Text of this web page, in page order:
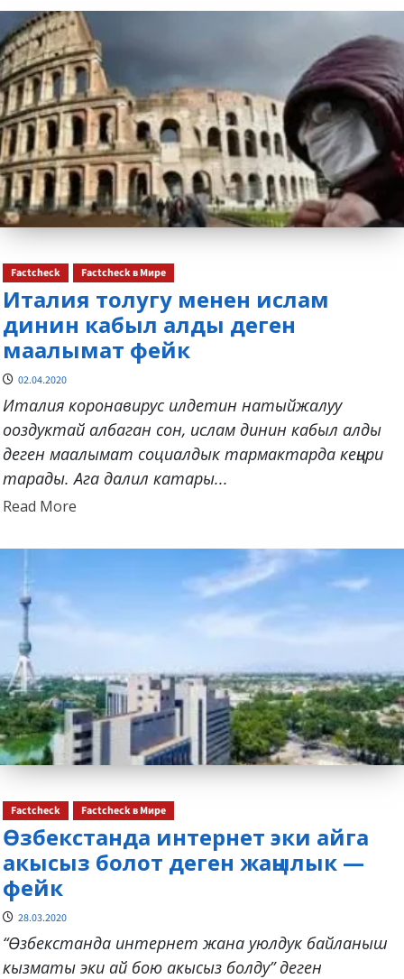
about
Factcheck Factcheck в Мире
Италия толугу менен ислам
динин кабыл алды деген
маалымат фейк
02.04.2020
Италия коронавирус илдетин натыйжалуу
ооздуктай албаган сон, ислам динин кабыл алды
деген маалымат социалдык тармактарда кеңири
тарады. Ага далил катары...
Read MoreRead
about
Factcheck Factcheck в Мире
Өзбекстанда интернет эки айга
акысыз болот деген жаңылык —
фейк
28.03.2020
“Өзбекстанда интернет жана уюлдук байланыш
кызматы эки ай бою акысыз болду” деген